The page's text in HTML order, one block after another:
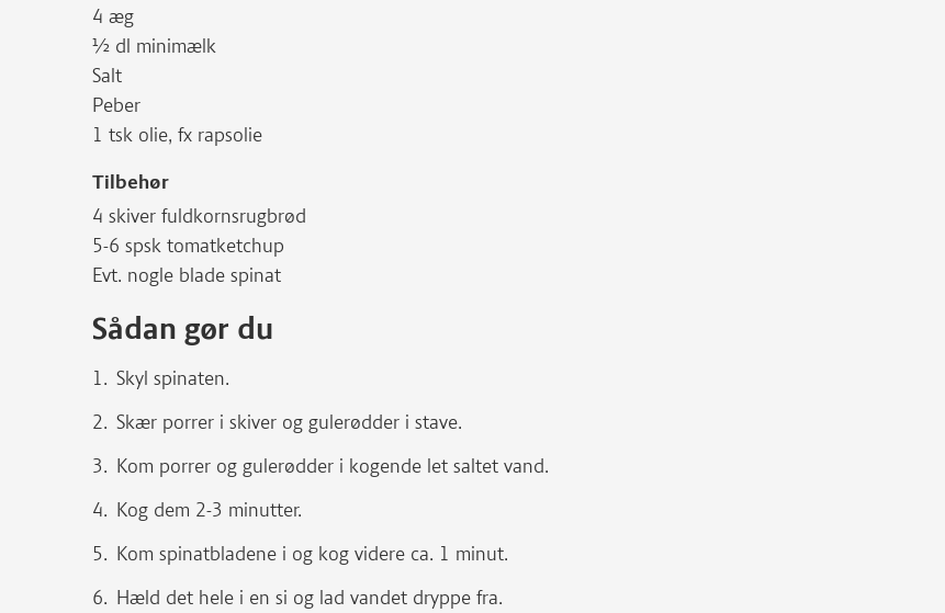
4 æg
½ dl minimælk
Salt
Peber
1 tsk olie, fx rapsolie
Tilbehør
4 skiver fuldkornsrugbrød
5-6 spsk tomatketchup
Evt. nogle blade spinat
Sådan gør du
Skyl spinaten.
Skær porrer i skiver og gulerødder i stave.
Kom porrer og gulerødder i kogende let saltet vand.
Kog dem 2-3 minutter.
Kom spinatbladene i og kog videre ca. 1 minut.
Hæld det hele i en si og lad vandet dryppe fra.